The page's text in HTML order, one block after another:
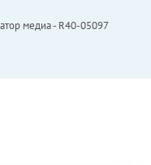
медиа - R40-05097